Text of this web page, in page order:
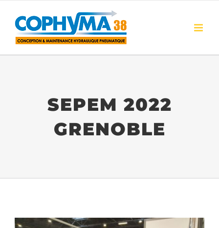
contenu
SEPEM 2022
GRENOBLE
Voir